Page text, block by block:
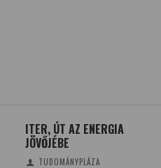
ITER, ÚT AZ ENERGIA
JÖVŐJÉBE
TUDOMÁNYPLÁZA